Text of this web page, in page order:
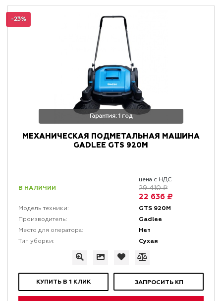
-23%
Гарантия: 1 год
МЕХАНИЧЕСКАЯ ПОДМЕТАЛЬНАЯ МАШИНА
GADLEE GTS 920M
В НАЛИЧИИ
цена с НДС
29 410 ₽
22 636 ₽
Модель техники: GTS 920M
Производитель: Gadlee
Место для оператора: Нет
Тип уборки: Сухая
КУПИТЬ В 1 КЛИК ЗАПРОСИТЬ КП